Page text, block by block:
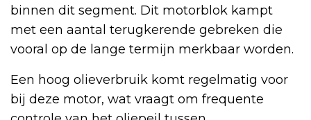
binnen dit segment. Dit motorblok kampt
met een aantal terugkerende gebreken die
vooral op de lange termijn merkbaar worden.
Een hoog olieverbruik komt regelmatig voor
bij deze motor, wat vraagt om frequente